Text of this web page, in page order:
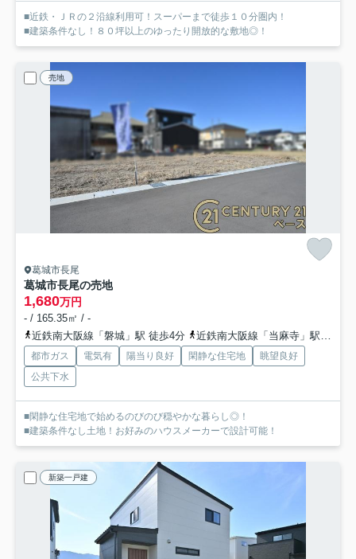
■近鉄・ＪＲの２沿線利用可！スーパーまで徒歩１０分圏内！
■建築条件なし！８０坪以上のゆったり開放的な敷地◎！
売地
葛城市長尾
葛城市長尾の売地
1,680万円
- / 165.35㎡ / -
近鉄南大阪線「磐城」駅 徒歩4分
近鉄南大阪線「当麻寺」駅 徒歩14分
都市ガス 電気有 陽当り良好 閑静な住宅地
眺望良好
公共下水
■閑静な住宅地で始めるのびのび穏やかな暮らし◎！
■建築条件なし土地！お好みのハウスメーカーで設計可能！
新築一戸建